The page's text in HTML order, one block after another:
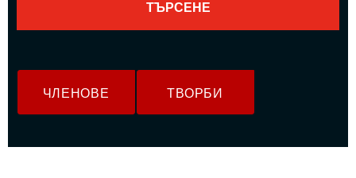
ЧЛЕНОВЕ ТВОРБИ